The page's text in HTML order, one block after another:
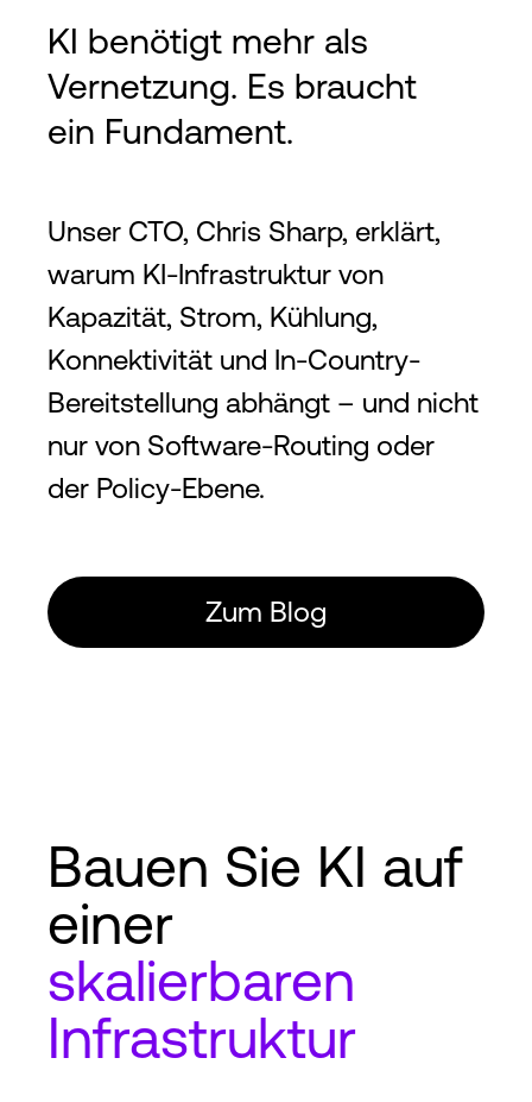
KI benötigt mehr als
Vernetzung. Es braucht
ein Fundament.
Unser CTO, Chris Sharp, erklärt,
warum KI-Infrastruktur von
Kapazität, Strom, Kühlung,
Konnektivität und In-Country-
Bereitstellung abhängt – und nicht
nur von Software-Routing oder
der Policy-Ebene.
Zum Blog
Bauen Sie KI auf
einer
skalierbaren
Infrastruktur